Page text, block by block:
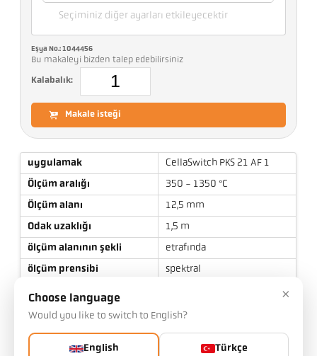
Seçiminiz diğer ayarları etkileyecektir
Eşya No.: 1044456
Bu makaleyi bizden talep edebilirsiniz
Kalabalık:
Makale isteği
uygulamak
CellaSwitch PKS 21 AF 1
Ölçüm aralığı
350 - 1350 °C
Ölçüm alanı
12,5 mm
Odak uzaklığı
1,5 m
ölçüm alanının şekli
etrafında
ölçüm prensibi
spektral
Teknik özellikler
×
Choose language
Would you like to switch to English?
English Türkçe